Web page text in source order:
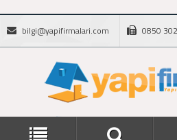
bilgi@yapifirmalari.com 0850